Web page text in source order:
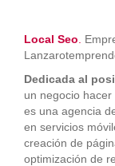
Local Seo
Dedicada al
un negocio
es una agencia
en servicios
creación de
optimización de